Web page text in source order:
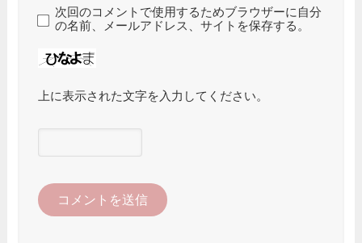
次回のコメントで使用するためブラウザーに自分
の名前、メールアドレス、サイトを保存する。
上に表示された文字を入力してください。